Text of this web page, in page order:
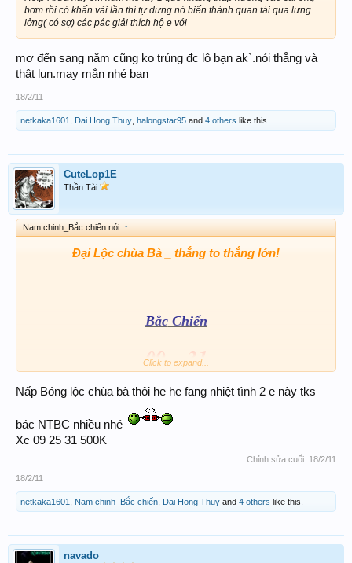
bơm rồi có khấn vài lần thì tự dưng nó biến thành quan tài qua lưng
lởng( có sợ) các pác giải thích hộ e với
mơ đến sang năm cũng ko trúng đc lô bạn ak`.nói thẳng và
thật lun.may mắn nhé bạn
18/2/11
netkaka1601 Dai Hong Thuy halongstar95 and 4 others like this.
CuteLop1E
Thần Tài
Nam chinh_Bắc chiến nói: ↑
Đại Lộc chùa Bà _ thắng to thắng lớn!
BắcChiến
09 – 31
909 – 231
Chắc lại có
Chúc tất cả ACE Cát Tường Như Ý
Click to expand...
Nấp Bóng lộc chùa bà thôi he he fang nhiệt tình 2 e này tks
bác NTBC nhiều nhé
Xc 09 25 31 500K
Chỉnh sửa cuối: 18/2/11
18/2/11
netkaka1601 Nam chinh_Bắc chiến Dai Hong Thuy and 4 others like this.
navado